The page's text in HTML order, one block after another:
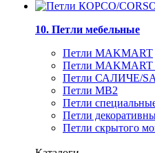
10. Петли мебельные
Петли MAKMART
Петли
Петли САЛИЧЕ/
Петли MB2
Петли
Петли
Петли скрытого